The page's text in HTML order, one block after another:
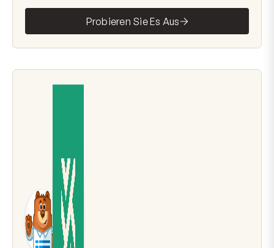
Probieren Sie Es Aus